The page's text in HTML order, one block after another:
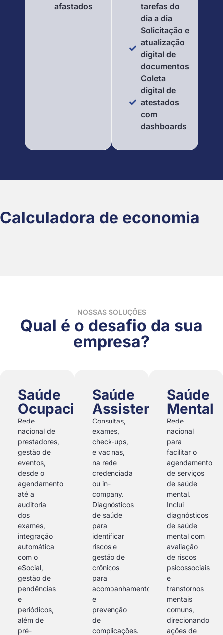
afastados
tarefas do
dia a dia
Solicitação e
atualização
digital de
documentos
Coleta
digital de
atestados
com
dashboards
Calculadora de economia
NOSSAS SOLUÇÕES
Qual é o desafio da sua
empresa?
Saúde
Ocupacional
Rede
nacional de
prestadores,
gestão de
eventos,
desde o
agendamento
até a
auditoria
dos
exames,
integração
automática
com o
eSocial,
gestão de
pendências
e
periódicos,
além de
pré-
Saúde
Assistencial
Consultas,
exames,
check-ups,
e vacinas,
na rede
credenciada
ou in-
company.
Diagnósticos
de saúde
para
identificar
riscos e
gestão de
crônicos
para
acompanhamento
e
prevenção
de
complicações.
Saúde
Mental
Rede
nacional
para
facilitar o
agendamento
de serviços
de saúde
mental.
Inclui
diagnósticos
de saúde
mental com
avaliação
de riscos
psicossociais
e
transtornos
mentais
comuns,
direcionando
ações de